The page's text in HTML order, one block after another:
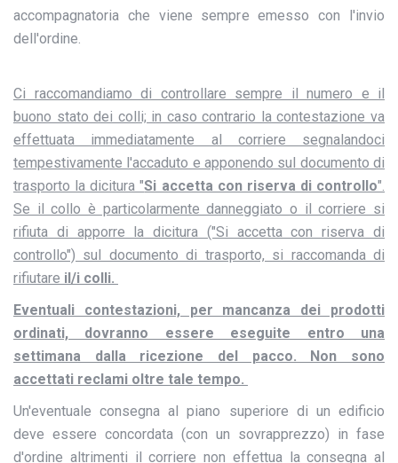
accompagnatoria che viene sempre emesso con l'invio
dell'ordine.
Ci raccomandiamo di controllare sempre il numero e il
buono stato dei colli; in caso contrario la contestazione va
effettuata immediatamente al corriere segnalandoci
tempestivamente l'accaduto e apponendo sul documento di
trasporto la dicitura "Si accetta con riserva di controllo".
Se il collo è particolarmente danneggiato o il corriere si
rifiuta di apporre la dicitura ("Si accetta con riserva di
controllo") sul documento di trasporto, si raccomanda di
rifiutare il/i colli.
Eventuali contestazioni, per mancanza dei prodotti
ordinati, dovranno essere eseguite entro una
settimana dalla ricezione del pacco. Non sono
accettati reclami oltre tale tempo.
Un'eventuale consegna al piano superiore di un edificio
deve essere concordata (con un sovrapprezzo) in fase
d'ordine altrimenti il corriere non effettua la consegna al